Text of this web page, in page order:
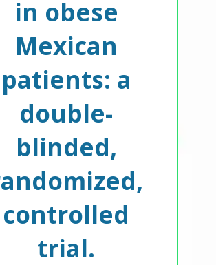
in obese
Mexican
patients: a
double-
blinded,
controlled
trial.